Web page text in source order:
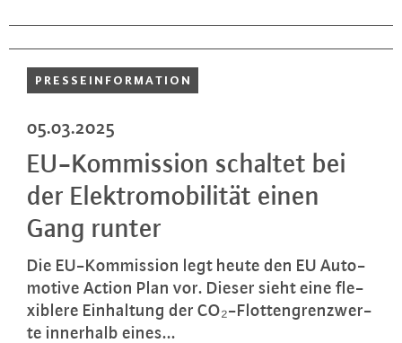
PRES­SE­INFOR­MA­TI­ON
05.03.2025
EU-Kom­mis­si­on schaltet bei
der Elek­tro­mo­bi­li­tät einen
Gang runter
Die EU-Kom­mis­si­on legt heute den EU Au­to­
mo­ti­ve Action Plan vor. Dieser sieht eine fle­
xi­ble­re Ein­hal­tung der CO₂-Flot­ten­grenz­wer­
te innerhalb eines...